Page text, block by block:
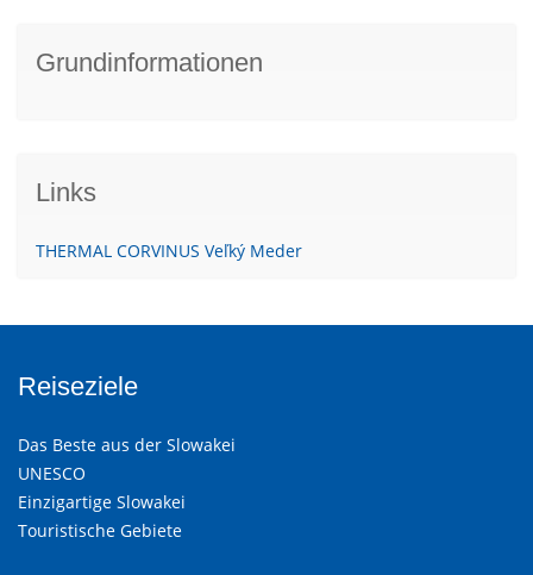
Grundinformationen
Links
THERMAL CORVINUS Veľký Meder
Reiseziele
Das Beste aus der Slowakei
UNESCO
Einzigartige Slowakei
Touristische Gebiete